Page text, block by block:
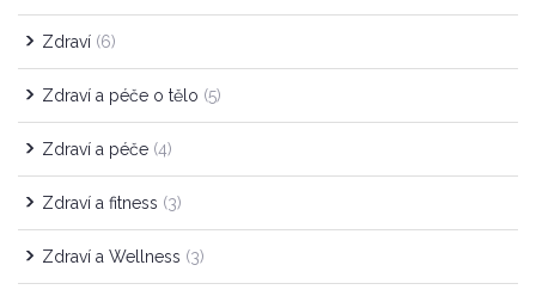
Zdraví (6)
Zdraví a péče o tělo (5)
Zdraví a péče (4)
Zdraví a fitness (3)
Zdraví a Wellness (3)